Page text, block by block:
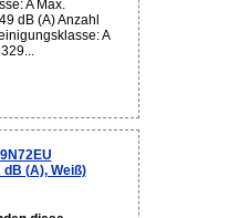
A Max.
dB (A) Anzahl
A
(A), Weiß)